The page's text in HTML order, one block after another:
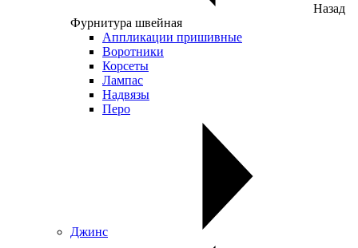
Назад
Фурнитура швейная
Аппликации пришивные
Воротники
Корсеты
Лампас
Надвязы
Перо
Джинс